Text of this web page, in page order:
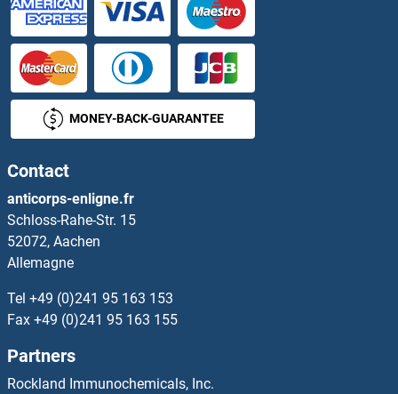
Histone H3 Anticorps
Histone H3.1 Anticorps
Histone H3.1 Anticorps
Histone H3.3C Anticorps
HIV-1 p24 Anticorps
HIV-1 Tat Anticorps
HIV-1 Tat Interactive Protein 2, 30kDa Anticorps
MONEY-BACK-GUARANTEE
Contact
anticorps-enligne.fr
Schloss-Rahe-Str. 15
52072, Aachen
Allemagne
Tel +49 (0)241 95 163 153
Fax +49 (0)241 95 163 155
Partners
Rockland Immunochemicals, Inc.